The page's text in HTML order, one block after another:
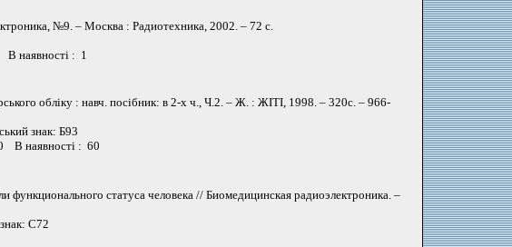
№9. – Москва : Радиотехника, 2002. – 72 c.
В наявності : 1
обліку : навч. посібник: в 2-х ч., Ч.2. – Ж. : ЖІТІ, 1998. – 320с. – 966-
знак: Б93
В наявності : 60
функционального статуса человека // Биомедицинская радиоэлектроника. –
С72